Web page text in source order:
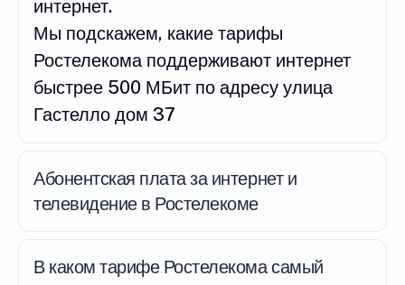
интернет.
Мы подскажем, какие тарифы
Ростелекома поддерживают интернет
быстрее 500 МБит по адресу улица
Гастелло дом 37
Абонентская плата за интернет и
телевидение в Ростелекоме
В каком тарифе Ростелекома самый